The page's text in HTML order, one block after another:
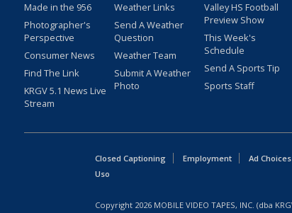
Made in the 956
Photographer's
Perspective
Consumer News
Find The Link
KRGV 5.1 News Live
Stream
Weather Links
Send A Weather
Question
Weather Team
Submit A Weather
Photo
Valley HS Football
Preview Show
This Week's
Schedule
Send A Sports Tip
Sports Staff
Closed Captioning Employment Ad Choices
Uso
Copyright 2026 MOBILE VIDEO TAPES, INC. (dba